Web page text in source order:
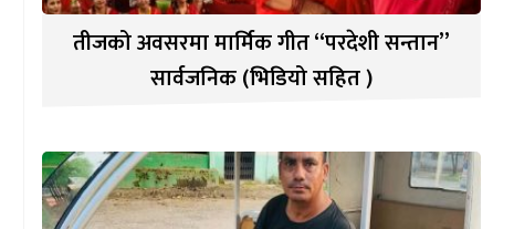
तीजको अवसरमा मार्मिक गीत “परदेशी सन्तान”
सार्वजनिक (भिडियो सहित )